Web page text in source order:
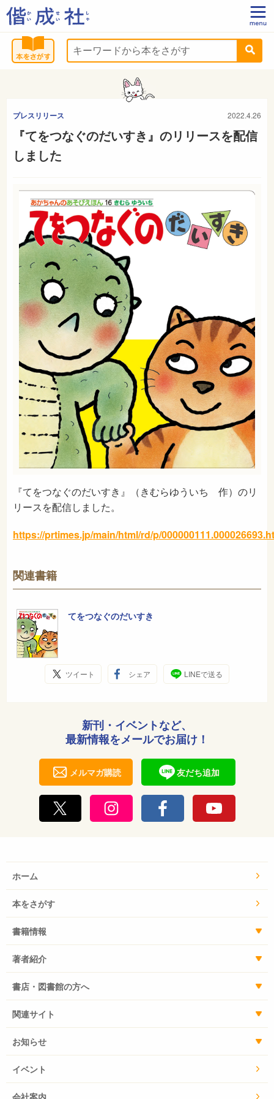
プレスリリース 2022.4.26
『てをつなぐのだいすき』のリリースを配信
しました
『てをつなぐのだいすき』（きむらゆういち 作）のリ
リースを配信しました。
https://prtimes.jp/main/html/rd/p/
関連書籍
てをつなぐのだいすき
ツイート シェア LINEで送る
新刊・イベントなど、
最新情報をメールでお届け！
メルマガ購読 友だち追加
ホーム
本をさがす
書籍情報
著者紹介
書店・図書館の方へ
関連サイト
お知らせ
イベント